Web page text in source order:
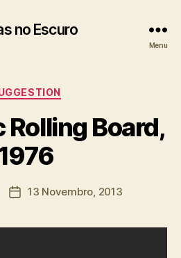
no Escuro
Menu
Categorias
Rolling Board,
Data13 Novembro, 2013